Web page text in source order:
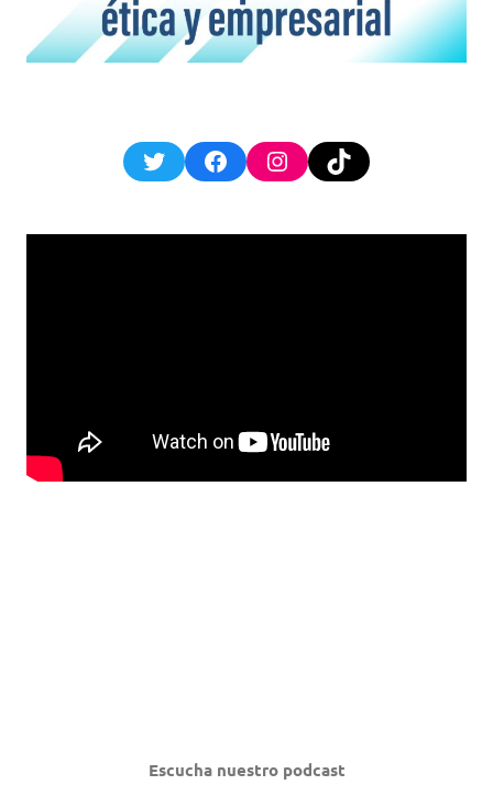
TwitterFacebookInstagram
TikTok
Escucha nuestro podcast